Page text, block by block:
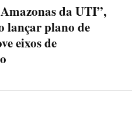
da UTI”,
lançar plano de
eixos de